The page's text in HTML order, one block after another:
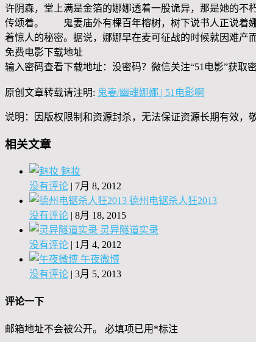
许阴森，堂上满是金箔的娜娜透着一股诡异，那是她的
传颂着。 鬼妻庙外有棵百年榕树，树下说书人正说着娜
着惊人的秘密。据说，娜娜早在麦可征战的时候就因难产
免费电影下载地址
输入密码查看下载地址：没密码？微信关注“51电影”获取
原创文章转载请注明: 鬼妻/幽魂娜娜 | 51电影啊
说明：因版权限制和资源封杀，无法保证资源长期有效，
相关文章
魅妆
没有评论 | 7月 8, 2012
德州电锯杀人狂2013
没有评论 | 8月 18, 2015
灵异隧道实录
没有评论 | 1月 4, 2012
午夜微博
没有评论 | 3月 5, 2013
评论一下
邮箱地址不会被公开。 必填项已用 *标注